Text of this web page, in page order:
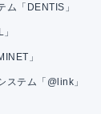
ム「DENTIS」
」
ステム「@link」